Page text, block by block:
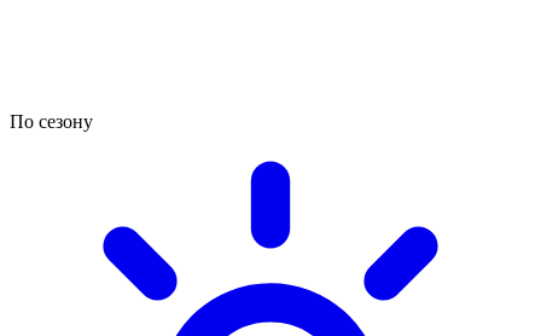
По сезону